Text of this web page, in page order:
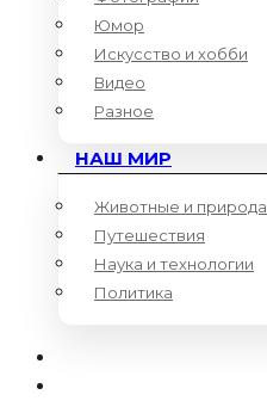
Юмор
Искусство и хобби
Видео
Разное
НАШ МИР
Животные и природа
Путешествия
Наука и технологии
Политика